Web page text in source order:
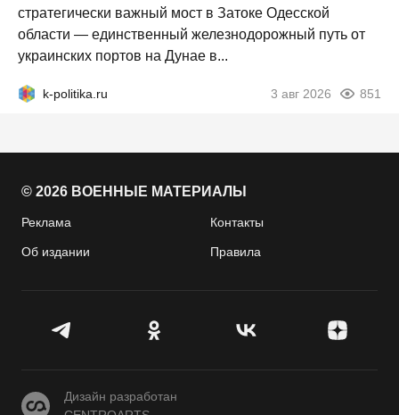
стратегически важный мост в Затоке Одесской
области — единственный железнодорожный путь от
украинских портов на Дунае в...
k-politika.ru 3 авг 2026 851
© 2026 ВОЕННЫЕ МАТЕРИАЛЫ
Реклама Контакты
Об издании Правила